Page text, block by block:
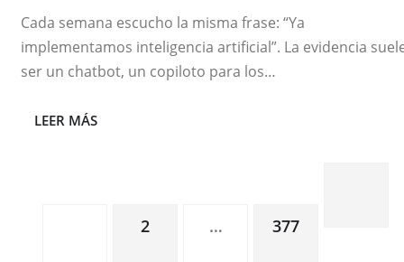
Cada semana escucho la misma frase: “Ya
implementamos inteligencia artificial”. La evidencia
ser un chatbot, un copiloto para los…
LEER MÁS
2 … 377